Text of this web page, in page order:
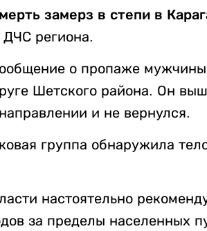
замерз в степи в
региона.
о пропаже
Шетского района. Он
и не вернулся.
группа обнаружила
настоятельно
за пределы населенных